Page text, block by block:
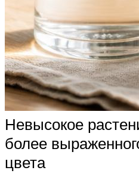
Невысокое
более
цвета